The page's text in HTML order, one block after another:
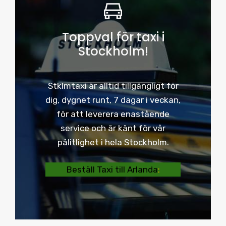
Toppval för taxi i
Stockholm!
Stklmtaxi är alltid tillgängligt för
dig, dygnet runt, 7 dagar i veckan,
för att leverera enastående
service och är känt för vår
pålitlighet i hela Stockholm.
Beställ Taxi till Arlanda: